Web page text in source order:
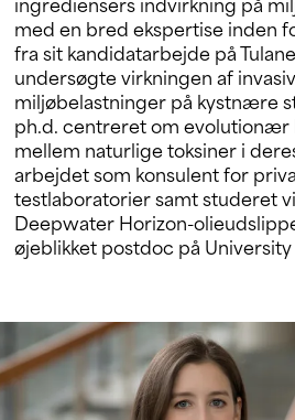
med en bred ekspertise inden
fra sit kandidatarbejde på
undersøgte virkningen af
miljøbelastninger på kystnære
ph.d. centreret om evolutionær
mellem naturlige toksiner i
arbejdet som konsulent for
testlaboratorier samt studeret
Deepwater Horizon-
øjeblikket postdoc på